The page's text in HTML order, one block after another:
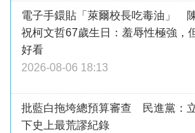
電子手鐶貼「萊爾校長吃毒油」
祝柯文哲67歲生日：羞辱性極強，
好看
2026-08-06 18:13
批藍白拖垮總預算審查 民進黨：
下史上最荒謬紀錄